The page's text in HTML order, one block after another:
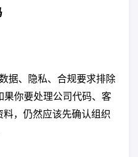
据、隐私、合规要求排除
果你要处理公司代码、客
，仍然应该先确认组织